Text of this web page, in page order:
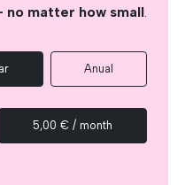
no matter how small.
Anual
5,00 € / month